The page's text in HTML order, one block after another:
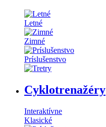
Letné
Zimné
Príslušenstvo
Cyklotrenažéry
Interaktívne
Klasické